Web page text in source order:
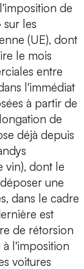
de
les
(UE), dont
le mois
entre
l'immédiat
à partir de
de
déjà depuis
vin), dont le
une
dans le cadre
est
de rétorsion
à l'imposition
voitures